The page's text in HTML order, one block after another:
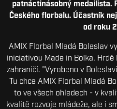
patnáctinásobný medailista.
Českého florbalu. Účastník
od roku
AMIX Florbal Mladá Boleslav
iniciativou Made in Bolka.
zahraničí. "Vyrobeno v
Tu chce AMIX Florbal Mladá
to ve všech ohledech - v
kvalitě rozvoje mládeže, ale i